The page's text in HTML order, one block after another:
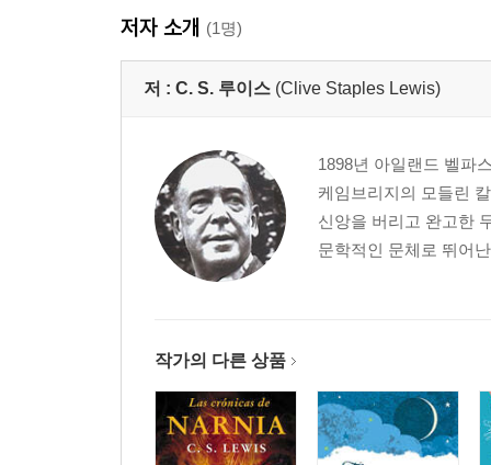
저자 소개 (1명)
저 : C. S. 루이스 (Clive Staples Lewis)
1898년 아일랜드 벨파
케임브리지의 모들린
신앙을 버리고 완고한
문학적인 문체로 뛰어
작가의 다른 상품